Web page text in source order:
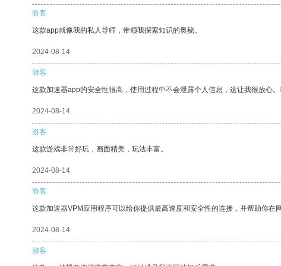
游客
这款app就像我的私人导师，带领我探索知识的奥秘。
2024-08-14
游客
这款加速器app的安全性很高，使用过程中不会泄露个人信息，这让我很放心
2024-08-14
游客
这款游戏非常好玩，画面精美，玩法丰富。
2024-08-14
游客
这款加速器VPM应用程序可以给你提供最高速度和安全性的连接，并帮助你在
2024-08-14
游客